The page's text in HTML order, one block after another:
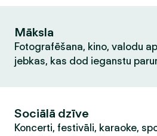
Māksla
Fotografēšana, kino, valodu
jebkas, kas dod ieganstu
Sociālā dzīve
Koncerti, festivāli, karaoke,